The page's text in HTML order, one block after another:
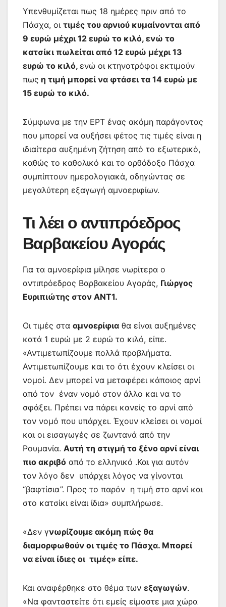
ε
Υπενθυμίζεται πως 18 ημέρες πριν από το
Πάσχα, οι τιμές του αρνιού κυμαίνονται από
9 ευρώ μέχρι 12 ευρώ το κιλό, ενώ το
κατσίκι πωλείται από 12 ευρώ μέχρι 13
ευρώ το κιλό, ενώ οι κτηνοτρόφοι εκτιμούν
πως η τιμή μπορεί να φτάσει τα 14 ευρώ με
15 ευρώ το κιλό.
Σύμφωνα με την ΕΡΤ ένας ακόμη παράγοντας
που μπορεί να αυξήσει φέτος τις τιμές είναι η
ιδιαίτερα αυξημένη ζήτηση από το εξωτερικό,
καθώς το καθολικό και το ορθόδοξο Πάσχα
συμπίπτουν ημερολογιακά, οδηγώντας σε
μεγαλύτερη εξαγωγή αμνοεριφίων.
Τι λέει ο αντιπρόεδρος
Βαρβακείου Αγοράς
Για τα αμνοερίφια μίλησε νωρίτερα ο
αντιπρόεδρος Βαρβακείου Αγοράς, Γιώργος
Ευριπιώτης στον ΑΝΤ1.
Οι τιμές στα αμνοερίφια θα είναι αυξημένες
κατά 1 ευρώ με 2 ευρώ το κιλό, είπε.
«Αντιμετωπίζουμε πολλά προβλήματα.
Αντιμετωπίζουμε και το ότι έχουν κλείσει οι
νομοί. Δεν μπορεί να μεταφέρει κάποιος αρνί
από τον έναν νομό στον άλλο και να το
σφάξει. Πρέπει να πάρει κανείς το αρνί από
τον νομό που υπάρχει. Έχουν κλείσει οι νομοί
και οι εισαγωγές σε ζωντανά από την
Ρουμανία. Αυτή τη στιγμή το ξένο αρνί είναι
πιο ακριβό από το ελληνικό .Και για αυτόν
τον λόγο δεν υπάρχει λόγος να γίνονται
“βαφτίσια”. Προς το παρόν η τιμή στο αρνί και
στο κατσίκι είναι ίδια» συμπλήρωσε.
«Δεν γνωρίζουμε ακόμη πώς θα
διαμορφωθούν οι τιμές το Πάσχα. Μπορεί
να είναι ίδιες οι τιμές» είπε.
Και αναφέρθηκε στο θέμα των εξαγωγών.
«Να φανταστείτε ότι εμείς είμαστε μια χώρα